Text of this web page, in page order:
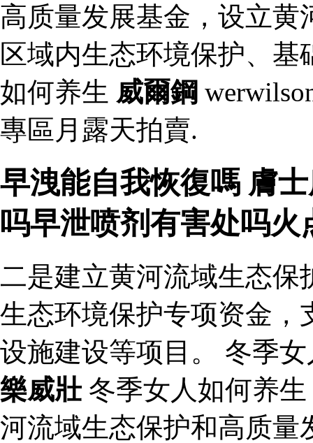
高质量发展基金，设立黄
区域内生态环境保护、
如何养生 威爾鋼
專區月露天拍賣.
早洩能自我恢復嗎 膚
吗早泄喷剂有害处吗火
二是建立黄河流域生态保
生态环境保护专项资金，
设施建设等项目。 冬季
樂威壯冬季女人如何养生
河流域生态保护和高质量